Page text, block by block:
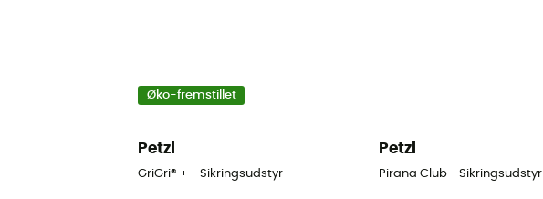
Øko-fremstillet
Petzl
GriGri® + - Sikringsudstyr
Petzl
Pirana Club - Sikringsudstyr